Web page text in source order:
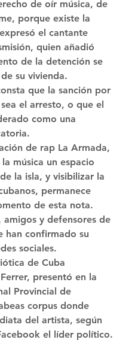
de oír música, de
porque existe la
el cantante
quien añadió
de la detención se
su vivienda.
que la sanción por
el arresto, o que el
como una
de rap La Armada,
música un espacio
la isla, y visibilizar la
permanece
de esta nota.
y defensores de
han confirmado su
sociales.
de Cuba
presentó en la
Provincial de
corpus donde
del artista, según
el líder político.